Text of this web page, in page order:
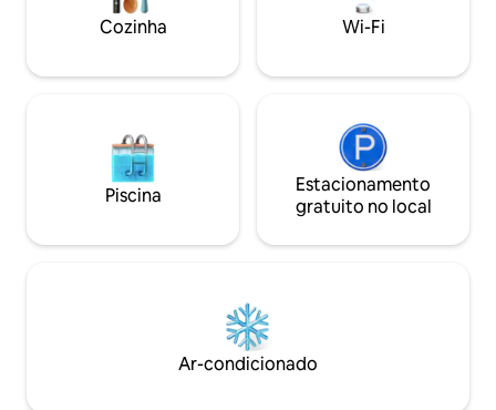
Cozinha Wi-Fi
Piscina
Estacionamento
gratuito no local
Ar-condicionado